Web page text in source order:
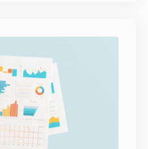
confiable para
tu marca